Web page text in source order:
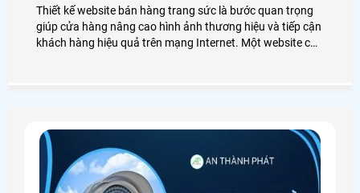
Thiết kế website bán hàng trang sức là bước quan trọng
giúp cửa hàng nâng cao hình ảnh thương hiệu và tiếp cận
khách hàng hiệu quả trên mạng Internet. Một website cửa